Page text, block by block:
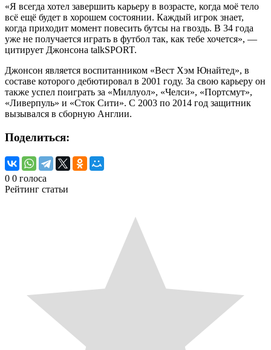
«Я всегда хотел завершить карьеру в возрасте, когда моё тело
всё ещё будет в хорошем состоянии. Каждый игрок знает,
когда приходит момент повесить бутсы на гвоздь. В 34 года
уже не получается играть в футбол так, как тебе хочется», —
цитирует Джонсона talkSPORT.
Джонсон является воспитанником «Вест Хэм Юнайтед», в
составе которого дебютировал в 2001 году. За свою карьеру он
также успел поиграть за «Миллуол», «Челси», «Портсмут»,
«Ливерпуль» и «Сток Сити». С 2003 по 2014 год защитник
вызывался в сборную Англии.
Поделиться:
0 0 голоса
Рейтинг статьи